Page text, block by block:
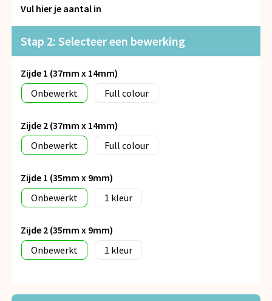
Snoepgoed
Spellen voor binnen en buiten
Veiligheid, Auto en Fiets
Vrije tijd en Strand
Anti-stress
Vul hier je aantal in
Stap 2: Selecteer een bewerking
Zijde 1 (37mm x 14mm)
Onbewerkt
Full colour
Zijde 2 (37mm x 14mm)
Onbewerkt
Full colour
Zijde 1 (35mm x 9mm)
Onbewerkt
1
Zijde 2 (35mm x 9mm)
Onbewerkt
1